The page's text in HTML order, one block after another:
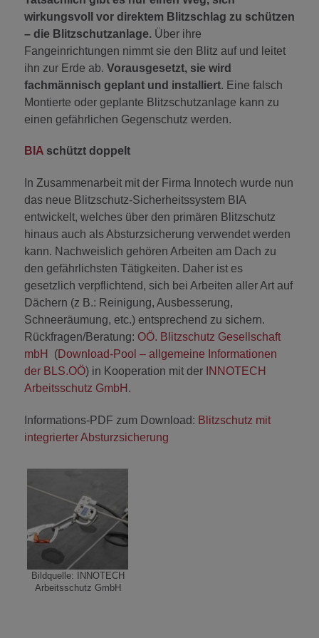
wirkungsvoll vor direktem Blitzschlag zu schützen
– die Blitzschutzanlage. Über ihre
Fangeinrichtungen nimmt sie den Blitz auf und leitet
ihn zur Erde ab. Vorausgesetzt, sie wird
fachmännisch geplant und installiert. Eine falsch
Montierte oder geplante Blitzschutzanlage kann zu
einen gefährlichen Gegenschutz werden.
BIA schützt doppelt
In Zusammenarbeit mit der Firma Innotech wurde nun
das neue Blitzschutz-Sicherheitssystem BIA
entwickelt, welches über den primären Blitzschutz
hinaus auch als Absturzsicherung verwendet werden
kann. Nachweislich gehören Arbeiten am Dach zu
den gefährlichsten Tätigkeiten. Daher ist es
gesetzlich verpflichtend, sich bei Arbeiten aller Art auf
Dächern (z B.: Reinigung, Ausbesserung,
Schneeräumung, etc.) entsprechend zu sichern.
Rückfragen/Beratung: OÖ. Blitzschutz Gesellschaft
mbH
(Download-Pool – allgemeine Informationen
der BLS.OÖ) in Kooperation mit der INNOTECH
Arbeitsschutz GmbH .
Informations-PDF zum Download: Blitzschutz mit
integrierter Absturzsicherung
Bildquelle: INNOTECH
Arbeitsschutz GmbH